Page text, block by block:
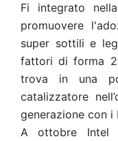
Fi integrato
promuovere
super sottili e
fattori di forma
trova in una
catalizzatore
generazione con i
A ottobre Intel